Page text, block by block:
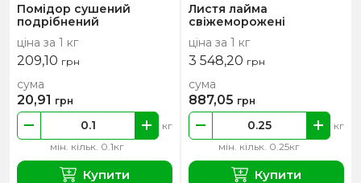
Помідор сушений
подрібнений
ціна за 1 кг
209,10 грн
мін. кільк. 0.1кг
кг
сума
20,91 грн
Купити
Листя лайма
свіжеморожені
ціна за 1 кг
3 548,20 грн
мін. кільк. 0.25кг
кг
сума
887,05 грн
Купити